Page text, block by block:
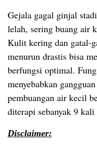
Gejala gagal ginjal
lelah, sering buang air
Kulit kering dan gatal-
menurun drastis bisa
berfungsi optimal.
menyebabkan
pembuangan air kecil
diterapi sebanyak 9
Disclaimer: